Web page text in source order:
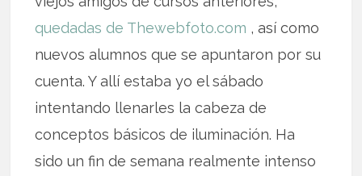
quedadas de Thewebfoto.com , así como
nuevos alumnos que se apuntaron por su
cuenta. Y allí estaba yo el sábado
intentando llenarles la cabeza de
conceptos básicos de iluminación. Ha
sido un fin de semana realmente intenso